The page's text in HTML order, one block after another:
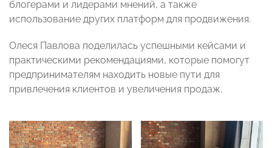
блогерами и лидерами мнений, а также
использование других платформ для продвижения.
Олеся Павлова поделилась успешными кейсами и
практическими рекомендациями, которые помогут
предпринимателям находить новые пути для
привлечения клиентов и увеличения продаж.